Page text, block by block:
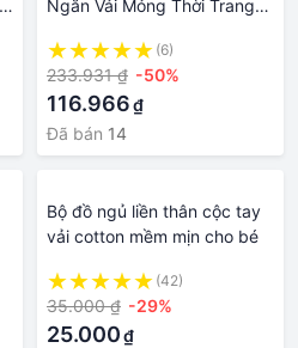
Ngắn Vải Mỏng Thời Trang
(6)
233.931 ₫ -50%
116.966₫
Đã bán 14
Bộ đồ ngủ liền thân cộc tay
vải cotton mềm mịn cho bé
(42)
35.000 ₫ -29%
25.000₫